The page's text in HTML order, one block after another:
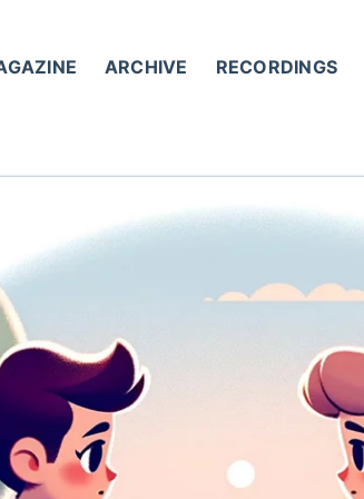
ARCHIVE RECORDINGS